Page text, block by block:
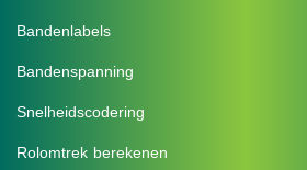
Bandenlabels
Bandenspanning
Snelheidscodering
Rolomtrek berekenen